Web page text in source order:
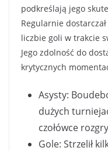
podkreślają jego
Regularnie
liczbie goli w trakcie
Jego zdolność do
krytycznych
Asysty:
dużych
czołówce
Gole: Strzelił